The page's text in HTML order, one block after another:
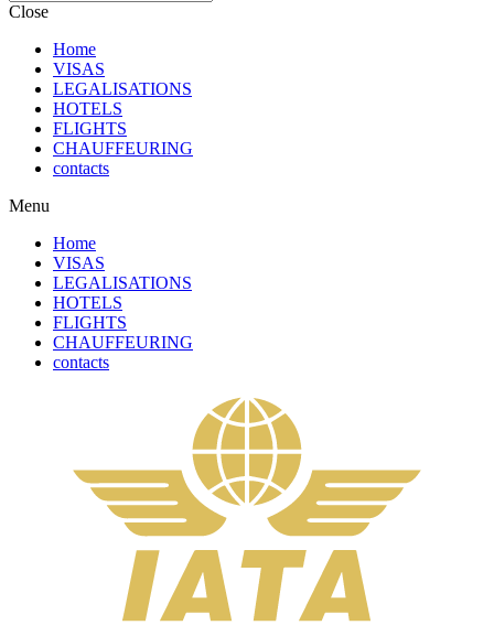
Close
Home
VISAS
LEGALISATIONS
HOTELS
FLIGHTS
CHAUFFEURING
contacts
Menu
Home
VISAS
LEGALISATIONS
HOTELS
FLIGHTS
CHAUFFEURING
contacts